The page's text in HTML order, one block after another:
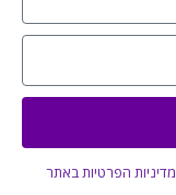
מדיניות הפרטיות באתר